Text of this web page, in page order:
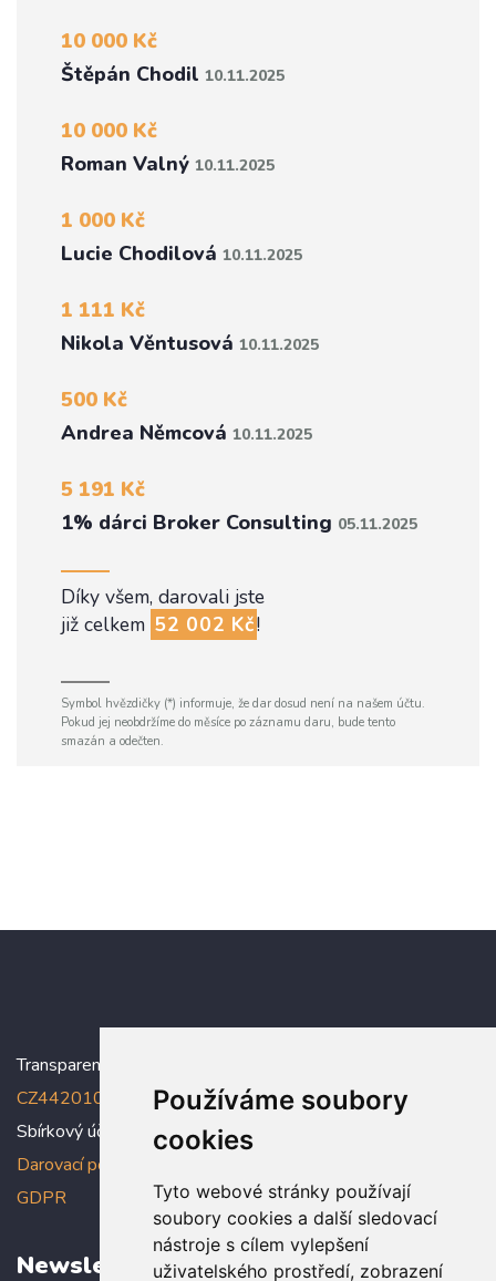
Používáme soubory
cookies
Tyto webové stránky používají
soubory cookies a další sledovací
nástroje s cílem vylepšení
uživatelského prostředí, zobrazení
10 000 Kč
Štěpán Chodil 10.11.2025
10 000 Kč
Roman Valný 10.11.2025
1 000 Kč
Lucie Chodilová 10.11.2025
1 111 Kč
Nikola Věntusová 10.11.2025
500 Kč
Andrea Němcová 10.11.2025
5 191 Kč
1% dárci Broker Consulting 05.11.2025
Díky všem, darovali jste
již celkem 52 002 Kč!
Symbol hvězdičky (*) informuje, že dar dosud není na našem účtu.
Pokud jej neobdržíme do měsíce po záznamu daru, bude tento
smazán a odečten.
Transparentní účet:
CZ4420100000005005005006
Sbírkový účet: 5005005022/2010
Darovací podmínky
GDPR
Newsletter